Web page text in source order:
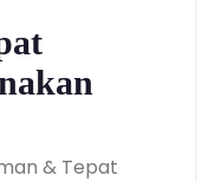
& Tepat